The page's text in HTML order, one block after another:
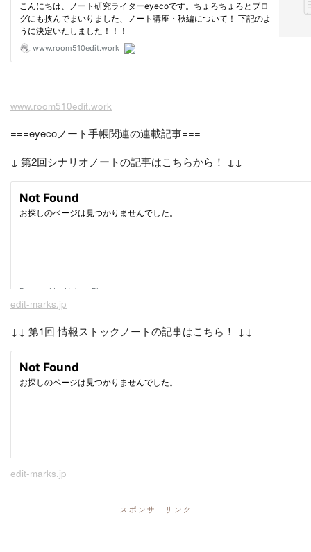
www.room510edit.work
===eyecoノート手帳関連の連載記事===
↓ 第2回シナリオノートの記事はこちらから！ ↓↓
edit-marks.jp
↓↓ 第1回 情報ストックノートの記事はこちら！ ↓↓
edit-marks.jp
スポンサーリンク